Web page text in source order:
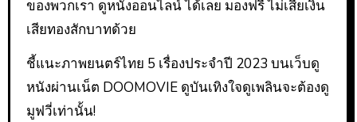
ของพวกเรา ดูหนังออนไลน์ ได้เลย มองฟรี ไม่เสียเงิน
เสียทองสักบาทด้วย
ชี้แนะภาพยนตร์ไทย 5 เรื่องประจำปี 2023 บนเว็บดู
หนังผ่านเน็ต DOOMOVIE ดูบันเทิงใจดูเพลินจะต้องดู
มูฟวี่เท่านั้น!